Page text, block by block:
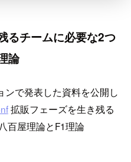
るチームに必要な2つ
論
ンで発表した資料を公開し
拡販フェーズを生き残る
百屋理論とF1理論